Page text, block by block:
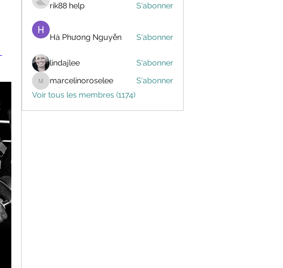
rik88 help S'abonner
Hà Phương Nguyễn S'abonner
lindajlee S'abonner
marcelinoroselee
marcelinoroselee
S'abonner
Voir tous les membres (1174)